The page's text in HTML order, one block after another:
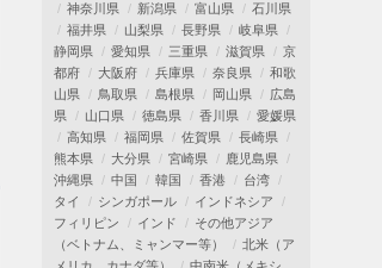
神奈川県
新潟県 富山県
石川県
福井県
山梨県 長野県
岐阜県
静岡県
愛知県 三重県 滋賀県
京
都府
大阪府 兵庫県 奈良県
和歌
山県
鳥取県 島根県 岡山県
広島
県
山口県 徳島県 香川県
愛媛県
高知県
福岡県 佐賀県
長崎県
熊本県
大分県 宮崎県
鹿児島県
沖縄県
中国 韓国 香港
台湾
タイ
シンガポール
インドネシア
フィリピン
インド
その他アジア
（ベトナム、ミャンマー等）
北米（ア